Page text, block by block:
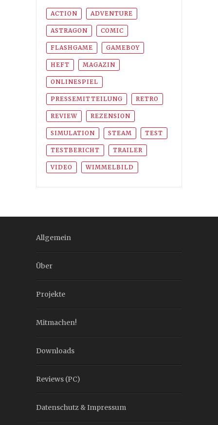
ACTION ADVENTURE
ASTRAGON COMIC
FLASHGAME GAMEBOY
HEFT MAGAZIN
ONLINESPIEL
PRESSEMITTEILUNG RETRO
REVIEW REZENSION
SIMULATION STEAM TEST
TESTBERICHT TRAILER
VIDEO WIMMELBILD
Allgemein
Über
Projekte
Mitmachen!
Downloads
Reviews (PC)
Datenschutz & Impressum